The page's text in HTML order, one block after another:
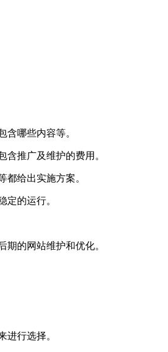
哪些内容等。
推广及维护的费用。
给出实施方案。
的运行。
的网站维护和优化。
行选择。